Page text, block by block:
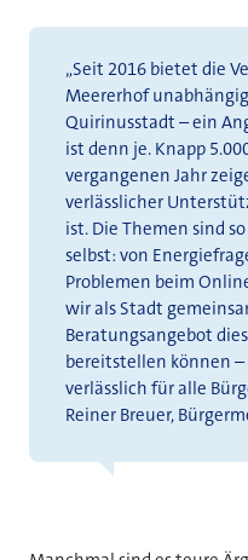
„Seit 2016 bietet die
Meererhof
Quirinusstadt – ein
ist denn je. Knapp
vergangenen Jahr
verlässlicher
ist. Die Themen sind
selbst: von
Problemen beim
wir als Stadt
Beratungsangebot
bereitstellen können
verlässlich für alle
Reiner Breuer,